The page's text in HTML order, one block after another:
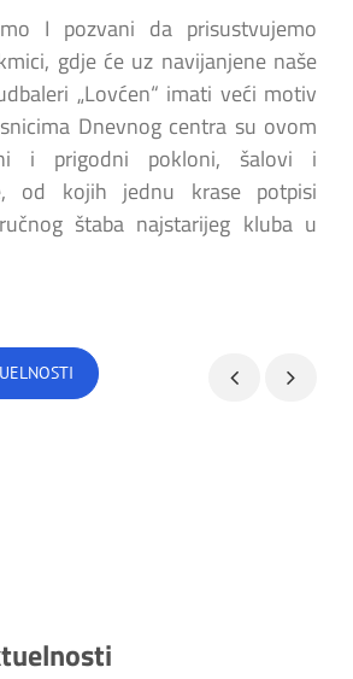
I pozvani da prisustvujemo
gdje će uz navijanjene naše
„Lovćen“ imati veći motiv
Dnevnog centra su ovom
i prigodni pokloni, šalovi i
od kojih jednu krase potpisi
štaba najstarijeg kluba u